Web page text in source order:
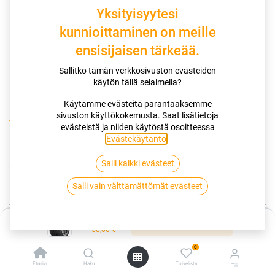
58,00€
Etusivu Haku
0
Toivelista Tili
Kauppa 155/70R13 75T NANKANG
155/70R13 75T NANKANG
Tuotekoodi:301083
Toimitusaika:3 arkipäivää
Asennuspalvelu
Yksityisyytesi
kunnioittaminen on meille
ensisijaisen tärkeää.
Sallitko tämän verkkosivuston evästeiden
käytön tällä selaimella?
Käytämme evästeitä parantaaksemme
sivuston käyttökokemusta. Saat lisätietoja
evästeistä ja niiden käytöstä osoitteessa
Evästekäytäntö
Salli kaikki evästeet
Salli vain välttämättömät evästeet